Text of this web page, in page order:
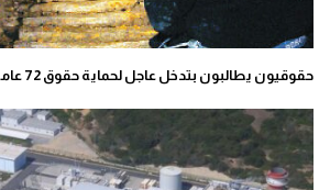
حقوقيون يطالبون بتدخل عاجل لحماية حقوق 72 عاملاً في منجمين بمراكش